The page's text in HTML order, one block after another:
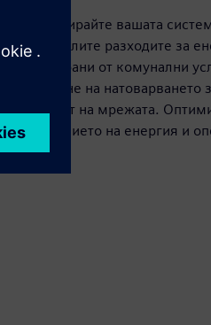
Конфигурирайте вашата
за да намалите разходите за
спонсорирани от комунални
намаляване на натоварването
стабилност на мрежата.
потреблението на енергия и